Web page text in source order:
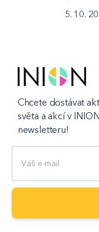
5. 10.
Chcete dostávat
světa a akcí v
newsletteru!